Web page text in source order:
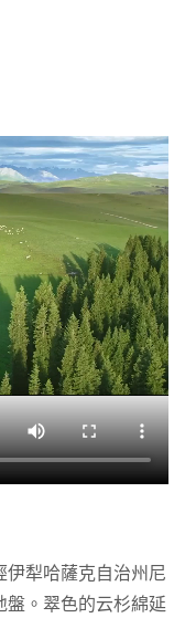
犁哈薩克自治州尼
。翠色的云杉綿延